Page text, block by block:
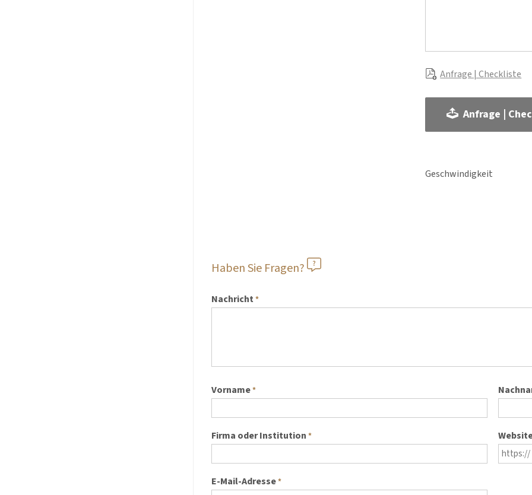
Anfrage | Checkliste
Anfrage |
Geschwindigkeit
Haben Sie Fragen?
Nachricht*
Vorname*
Firma oder Institution *
E-Mail-Adresse*